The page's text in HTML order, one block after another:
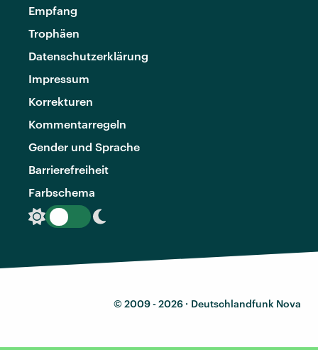
Empfang
Trophäen
Datenschutzerklärung
Impressum
Korrekturen
Kommentarregeln
Gender und Sprache
Barrierefreiheit
Farbschema
© 2009 - 2026 · Deutschlandfunk Nova